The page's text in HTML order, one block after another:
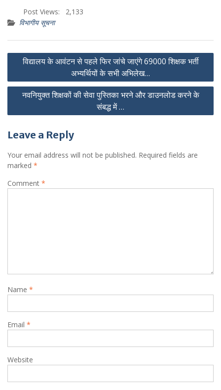
Post Views:
2,133
विभागीय सूचना
Post
विद्यालय के आवंटन से पहले फिर जांचे जाएंगे 69000 शिक्षक भर्ती
अभ्यर्थियों के सभी अभिलेख…
नवनियुक्त शिक्षकों की सेवा पुस्तिका भरने और डाउनलोड करने के
संबद्ध में …
Leave a Reply
Your email address will not be published. Required fields are
marked *
Comment *
Name *
Email *
Website